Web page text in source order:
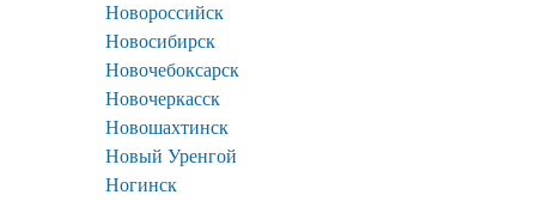
Новороссийск
Новосибирск
Новочебоксарск
Новочеркасск
Новошахтинск
Новый Уренгой
Ногинск